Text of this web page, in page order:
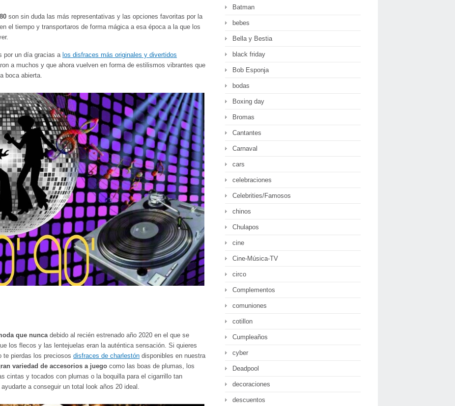
son sin duda las más representativas y las opciones favoritas por la
el tiempo y transportaros de forma mágica a esa época a la que los
por un día gracias a los disfraces más originales y divertidos
a muchos y que ahora vuelven en forma de estilismos vibrantes que
boca abierta.
que nuncadebido al recién estrenado año 2020 en el que se
los flecos y las lentejuelas eran la auténtica sensación. Si quieres
te pierdas los preciosos disfraces de charlestón disponibles en nuestra
variedad de accesorios a juego como las boas de plumas, los
cintas y tocados con plumas o la boquilla para el cigarrillo tan
a conseguir un total look años 20 ideal.
Batman
bebes
Bella y Bestia
black friday
Bob Esponja
bodas
Boxing day
Bromas
Cantantes
Carnaval
cars
celebraciones
Celebrities/Famosos
chinos
Chulapos
cine
Cine-Música-TV
circo
Complementos
comuniones
cotillon
Cumpleaños
cyber
Deadpool
decoraciones
descuentos